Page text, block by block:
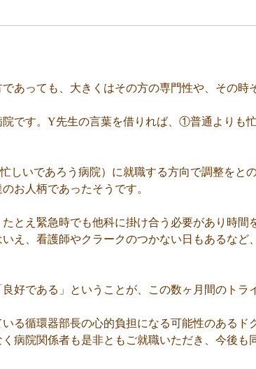
あっても、大きくはその方の専門性や、その
です。Y先生の言葉を借りれば、①普通より
いであろう病院）に就職する方向で調整をと
お人柄であったそうです。
とえ緊急時でも他科に掛け合う必要があり時
え、看護師やクラークのつかない日もあるな
である」ということが、この数ヶ月間のトラ
る循環器部長の心的負担になる可能性のある
病院関係者も是非ともご就職いただき、今後